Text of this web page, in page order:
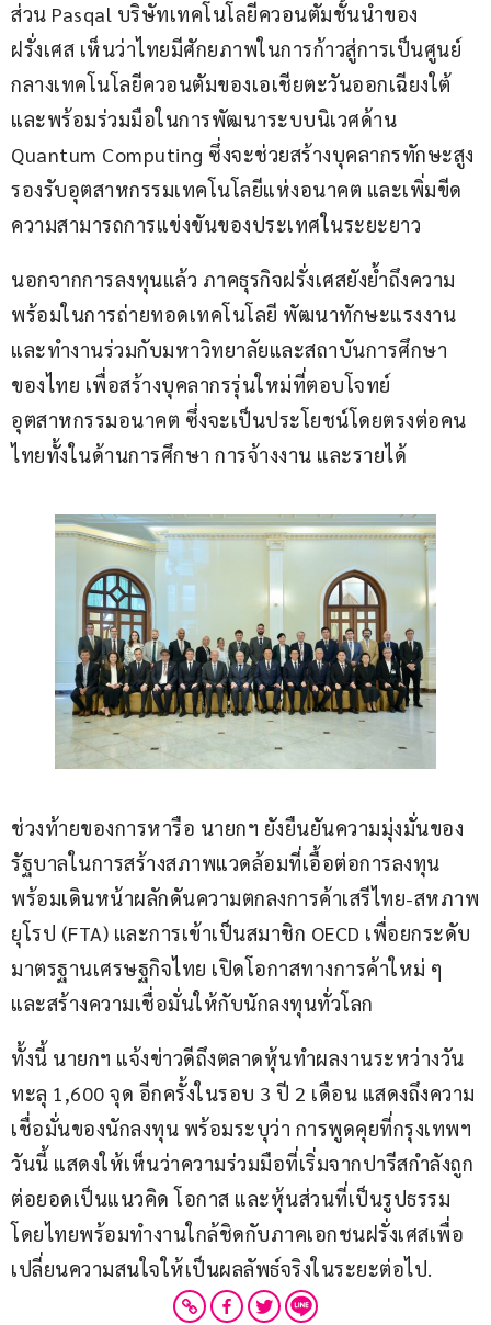
ส่วน Pasqal บริษัทเทคโนโลยีควอนตัมชั้นนำของ
ฝรั่งเศส เห็นว่าไทยมีศักยภาพในการก้าวสู่การเป็นศูนย์
กลางเทคโนโลยีควอนตัมของเอเชียตะวันออกเฉียงใต้
และพร้อมร่วมมือในการพัฒนาระบบนิเวศด้าน
Quantum Computing ซึ่งจะช่วยสร้างบุคลากรทักษะสูง
รองรับอุตสาหกรรมเทคโนโลยีแห่งอนาคต และเพิ่มขีด
ความสามารถการแข่งขันของประเทศในระยะยาว
นอกจากการลงทุนแล้ว ภาคธุรกิจฝรั่งเศสยังย้ำถึงความ
พร้อมในการถ่ายทอดเทคโนโลยี พัฒนาทักษะแรงงาน
และทำงานร่วมกับมหาวิทยาลัยและสถาบันการศึกษา
ของไทย เพื่อสร้างบุคลากรรุ่นใหม่ที่ตอบโจทย์
อุตสาหกรรมอนาคต ซึ่งจะเป็นประโยชน์โดยตรงต่อคน
ไทยทั้งในด้านการศึกษา การจ้างงาน และรายได้
ช่วงท้ายของการหารือ นายกฯ ยังยืนยันความมุ่งมั่นของ
รัฐบาลในการสร้างสภาพแวดล้อมที่เอื้อต่อการลงทุน
พร้อมเดินหน้าผลักดันความตกลงการค้าเสรีไทย-สหภาพ
ยุโรป (FTA) และการเข้าเป็นสมาชิก OECD เพื่อยกระดับ
มาตรฐานเศรษฐกิจไทย เปิดโอกาสทางการค้าใหม่ ๆ
และสร้างความเชื่อมั่นให้กับนักลงทุนทั่วโลก
ทั้งนี้ นายกฯ แจ้งข่าวดีถึงตลาดหุ้นทำผลงานระหว่างวัน
ทะลุ 1,600 จุด อีกครั้งในรอบ 3 ปี 2 เดือน แสดงถึงความ
เชื่อมั่นของนักลงทุน พร้อมระบุว่า การพูดคุยที่กรุงเทพฯ
วันนี้ แสดงให้เห็นว่าความร่วมมือที่เริ่มจากปารีสกำลังถูก
ต่อยอดเป็นแนวคิด โอกาส และหุ้นส่วนที่เป็นรูปธรรม
โดยไทยพร้อมทำงานใกล้ชิดกับภาคเอกชนฝรั่งเศสเพื่อ
เปลี่ยนความสนใจให้เป็นผลลัพธ์จริงในระยะต่อไป.